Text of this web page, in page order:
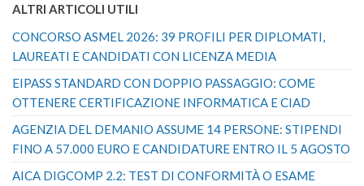
ALTRI ARTICOLI UTILI
CONCORSO ASMEL 2026: 39 PROFILI PER DIPLOMATI,
LAUREATI E CANDIDATI CON LICENZA MEDIA
EIPASS STANDARD CON DOPPIO PASSAGGIO: COME
OTTENERE CERTIFICAZIONE INFORMATICA E CIAD
AGENZIA DEL DEMANIO ASSUME 14 PERSONE: STIPENDI
FINO A 57.000 EURO E CANDIDATURE ENTRO IL 5 AGOSTO
AICA DIGCOMP 2.2: TEST DI CONFORMITÀ O ESAME